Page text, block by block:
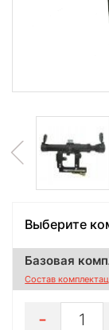
Выберите
Базовая
Состав
1